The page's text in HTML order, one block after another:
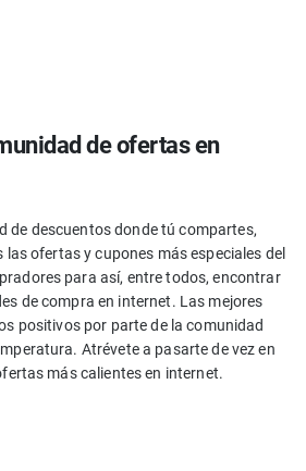
de ofertas en
de descuentos donde tú compartes,
ofertas y cupones más especiales del
para así, entre todos, encontrar
de compra en internet. Las mejores
positivos por parte de la comunidad
Atrévete a pasarte de vez en
más calientes en internet.